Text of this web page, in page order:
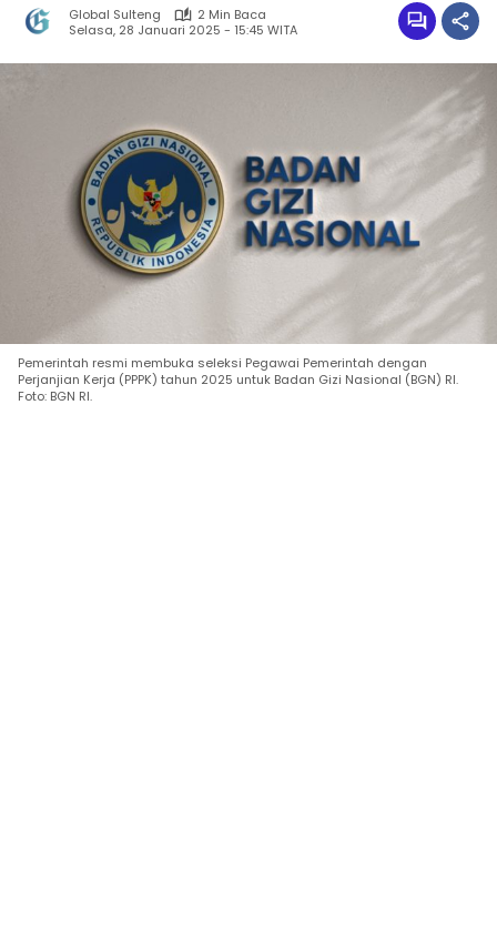
Global Sulteng
2 Min Baca
Selasa, 28 Januari 2025 - 15:45 WITA
Pemerintah resmi membuka seleksi Pegawai Pemerintah dengan
Perjanjian Kerja (PPPK) tahun 2025 untuk Badan Gizi Nasional (BGN) RI.
Foto: BGN RI.